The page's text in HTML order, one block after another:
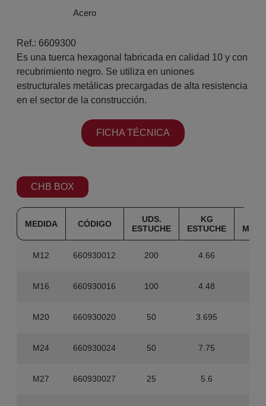
Acero
Ref.: 6609300
Es una tuerca hexagonal fabricada en calidad 10 y con
recubrimiento negro. Se utiliza en uniones
estructurales metálicas precargadas de alta resistencia
en el sector de la construcción.
FICHA TÉCNICA
CHB BOX
MEDIDA CÓDIGO
UDS.
ESTUCHE
KG
ESTUCHE
M12 660930012 200 4.66
M16 660930016 100 4.48
M20 660930020 50 3.695
M24 660930024 50 7.75
M27 660930027 25 5.6